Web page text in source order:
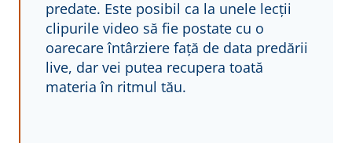
predate. Este posibil ca la unele lecții
clipurile video să fie postate cu o
oarecare întârziere față de data predării
live, dar vei putea recupera toată
materia în ritmul tău.